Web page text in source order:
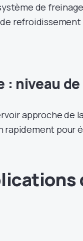
de
: niveau
approche de
rapidement pour